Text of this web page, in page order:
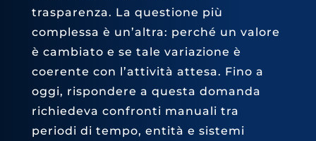
trasparenza. La questione più
complessa è un’altra: perché un valore
è cambiato e se tale variazione è
coerente con l’attività attesa. Fino a
oggi, rispondere a questa domanda
richiedeva confronti manuali tra
periodi di tempo, entità e sistemi